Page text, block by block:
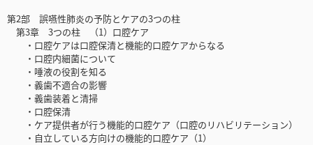
第2部 誤嚥性肺炎の予防とケアの3つの柱
第3章 3つの柱 （1）口腔ケア
・口腔ケアは口腔保清と機能的口腔ケアからなる
・口腔内細菌について
・唾液の役割を知る
・義歯不適合の影響
・義歯装着と清掃
・口腔保清
・ケア提供者が行う機能的口腔ケア（口腔のリハビリテーション）
・自立している方向けの機能的口腔ケア（1）